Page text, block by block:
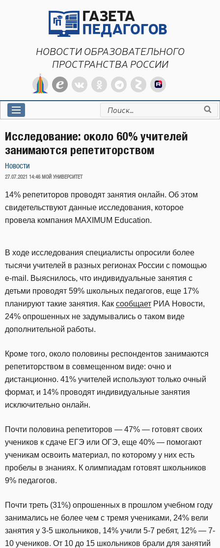
НОВОСТИ ОБРАЗОВАТЕЛЬНОГО
ПРОСТРАНСТВА РОССИИ
Искать:
Исследование: около 60% учителей
занимаются репетиторством
Новости
ОПУБЛИКОВАНО
27.07.2021 14:46 МОЙ УНИВЕРСИТЕТ
14% репетиторов проводят занятия онлайн. Об этом
свидетельствуют данные исследования, которое
провела компания MAXIMUM Education.
В ходе исследования специалисты опросили более
тысячи учителей в разных регионах России с помощью
e-mail. Выяснилось, что индивидуальные занятия с
детьми проводят 59% школьных педагогов, еще 17%
планируют такие занятия. Как сообщает РИА Новости,
24% опрошенных не задумывались о таком виде
дополнительной работы.
Кроме того, около половины респондентов занимаются
репетиторством в совмещенном виде: очно и
дистанционно. 41% учителей используют только очный
формат, и 14% проводят индивидуальные занятия
исключительно онлайн.
Почти половина репетиторов — 47% — готовят своих
учеников к сдаче ЕГЭ или ОГЭ, еще 40% — помогают
ученикам освоить материал, по которому у них есть
пробелы в знаниях. К олимпиадам готовят школьников
9% педагогов.
Почти треть (31%) опрошенных в прошлом учебном году
занимались не более чем с тремя учениками, 24% вели
занятия у 3-5 школьников, 14% учили 5-7 ребят, 12% — 7-
10 учеников. От 10 до 15 школьников брали для занятий